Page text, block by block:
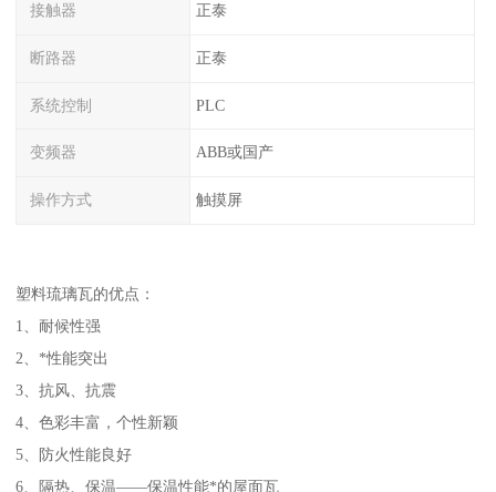
接触器 正泰
断路器 正泰
系统控制 PLC
变频器 ABB或国产
操作方式 触摸屏
塑料琉璃瓦的优点：
1、耐候性强
2、*性能突出
3、抗风、抗震
4、色彩丰富，个性新颖
5、防火性能良好
6、隔热、保温——保温性能*的屋面瓦